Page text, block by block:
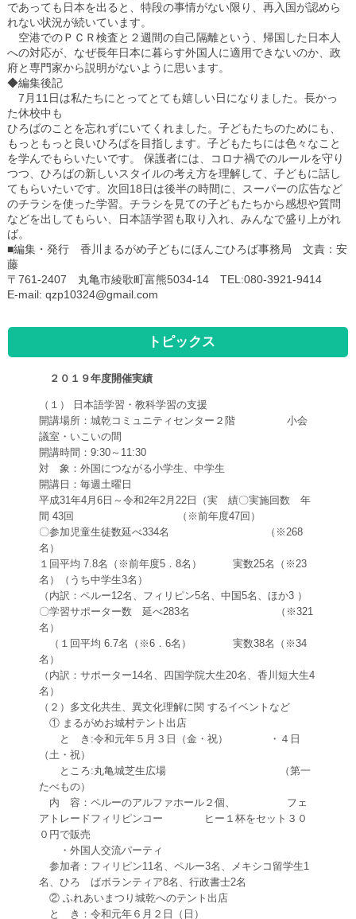
であっても日本を出ると、特段の事情がない限り、再入国が認めら
れない状況が続いています。
空港でのＰＣＲ検査と２週間の自己隔離という、帰国した日本人
への対応が、なぜ長年日本に暮らす外国人に適用できないのか、政
府と専門家から説明がないように思います。
◆編集後記
7月11日は私たちにとってとても嬉しい日になりました。長かっ
た休校中も
ひろばのことを忘れずにいてくれました。子どもたちのためにも、
もっともっと良いひろばを目指します。子どもたちには色々なこと
を学んでもらいたいです。 保護者には、コロナ禍でのルールを守り
つつ、ひろばの新しいスタイルの考え方を理解して、子どもに話し
てもらいたいです。次回18日は後半の時間に、スーパーの広告など
のチラシを使った学習。チラシを見ての子どもたちから感想や質問
などを出してもらい、日本語学習も取り入れ、みんなで盛り上がれ
ば。
■編集・発行 香川まるがめ子どもにほんごひろば事務局 文責：安
藤
〒761-2407 丸亀市綾歌町富熊5034-14 TEL:080-3921-9414
E-mail: qzp10324@gmail.com
トピックス
２０１９年度開催実績
（１） 日本語学習・教科学習の支援
開講場所：城乾コミュニティセンター２階 小会
議室・いこいの間
開講時間：9:30～11:30
対 象：外国につながる小学生、中学生
開講日：毎週土曜日
平成31年4月6日～令和2年2月22日（実 績〇実施回数 年
間 43回 （※前年度47回）
〇参加児童生徒数延べ334名 （※268
名）
１回平均 7.8名（※前年度5．8名） 実数25名（※23
名）（うち中学生3名）
（内訳：ペルー12名、フィリピン5名、中国5名、ほか3 ）
〇学習サポーター数 延べ283名 （※321
名）
（１回平均 6.7名（※6．6名） 実数38名（※34
名）
（内訳：サポーター14名、四国学院大生20名、香川短大生4
名）
（２）多文化共生、異文化理解に関 するイベントなど
① まるがめお城村テント出店
と き:令和元年５月３日（金・祝） ・４日
（土・祝）
ところ:丸亀城芝生広場 （第一
たべもの）
内 容：ペルーのアルファホール２個、 フェ
アトレードフィリピンコー ヒー１杯をセット３０
０円で販売
・外国人交流パーティ
参加者：フィリピン11名、ペルー3名、メキシコ留学生1
名、ひろ ばボランティア8名、行政書士2名
② ふれあいまつり城乾へのテント出店
と き：令和元年６月２日（日）